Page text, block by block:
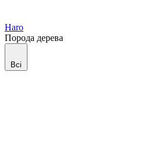
Haro
Порода дерева
Всі